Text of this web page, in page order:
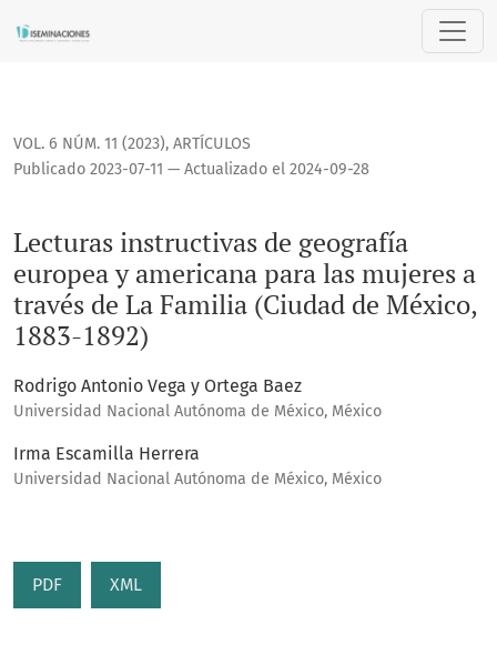
Lecturas instructivas de geografía europea y americana
VOL. 6 NÚM. 11 (2023), ARTÍCULOS
Lecturas instructivas de geografía
europea y americana para las mujeres a
través de La Familia (Ciudad de México,
1883-1892)
Publicado 2023-07-11 — Actualizado el 2024-09-28
Rodrigo Antonio Vega y Ortega Baez
Universidad Nacional Autónoma de México, México
Irma Escamilla Herrera
Universidad Nacional Autónoma de México, México
PDF XML